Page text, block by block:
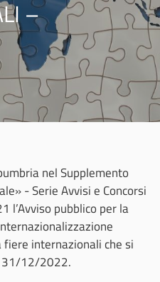
–
nel Supplemento
- Serie Avvisi e Concorsi
l’Avviso pubblico per la
internazionali che si
12/2022.